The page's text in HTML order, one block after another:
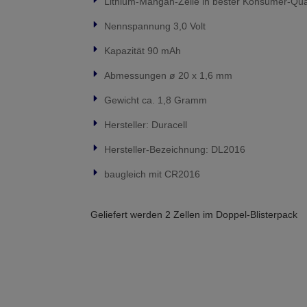
Nennspannung 3,0 Volt
Kapazität 90 mAh
Abmessungen ø 20 x 1,6 mm
Gewicht ca. 1,8 Gramm
Hersteller: Duracell
Hersteller-Bezeichnung: DL2016
baugleich mit CR2016
Geliefert werden 2 Zellen im Doppel-Blisterpack